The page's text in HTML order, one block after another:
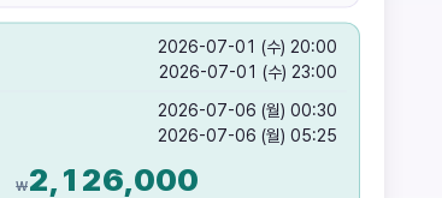
2026-07-01 (수) 20:00
2026-07-01 (수) 23:00
2026-07-06 (월) 00:30
2026-07-06 (월) 05:25
₩2,126,000